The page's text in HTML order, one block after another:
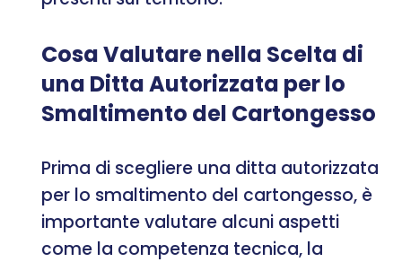
Cosa Valutare nella Scelta di
una Ditta Autorizzata per lo
Smaltimento del Cartongesso
Prima di scegliere una ditta autorizzata
per lo smaltimento del cartongesso, è
importante valutare alcuni aspetti
come la competenza tecnica, la